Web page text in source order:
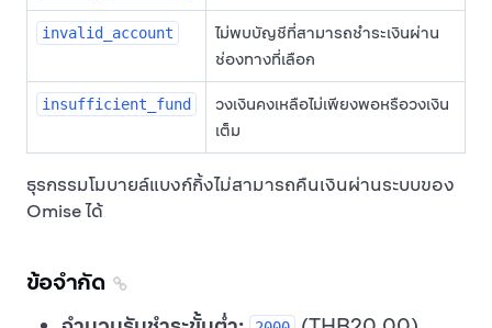
invalid_account
ไม่พบบัญชีที่สามารถชำระเงินผ่าน
ช่องทางที่เลือก
insufficient_fund
วงเงินคงเหลือไม่เพียงพอหรือวงเงิน
เต็ม
ธุรกรรมโมบายล์แบงก์กิ้งไม่สามารถคืนเงินผ่านระบบของ
Omise ได้
ข้อจำกัด